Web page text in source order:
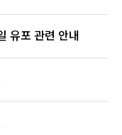
유포 관련 안내